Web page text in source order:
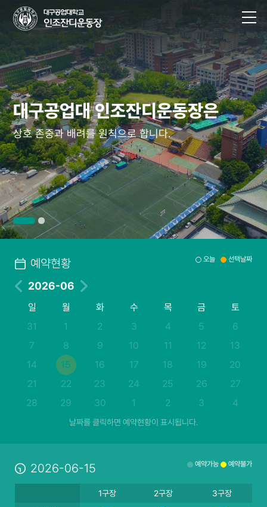
대구공업대 인조잔디운동장은
상호 존중과 배려를 원칙으로 합니다.
대구공업대 인조잔디운동장은
상호 존중과 배려를 원칙으로 합니다.
대구공업대 인조잔디운동장은
상호 존중과 배려를 원칙으로 합니다.
대구공업대 인조잔디운동장은
상호 존중과 배려를 원칙으로 합니다.
예약현황 오늘 선택날짜
2026-06
일 월 화 수 목 금
토
31
1 2 3 4 5
6
7
8 9 10 11 12
13
14
15 16 17 18 19
20
21
22 23 24 25 26
27
28
29 30 1 2 3 4
날짜를 클릭하면 예약현황이 표시됩니다.
2026-06-15 예약가능 예약불가
1구장 2구장
3구장